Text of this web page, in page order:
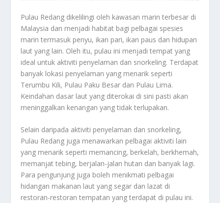
Pulau Redang dikelilingi oleh kawasan marin terbesar di
Malaysia dan menjadi habitat bagi pelbagai spesies
marin termasuk penyu, ikan pari, ikan paus dan hidupan
laut yang lain. Oleh itu, pulau ini menjadi tempat yang
ideal untuk aktiviti penyelaman dan snorkeling. Terdapat
banyak lokasi penyelaman yang menarik seperti
Terumbu Kili, Pulau Paku Besar dan Pulau Lima.
Keindahan dasar laut yang diterokai di sini pasti akan
meninggalkan kenangan yang tidak terlupakan.
Selain daripada aktiviti penyelaman dan snorkeling,
Pulau Redang juga menawarkan pelbagai aktiviti lain
yang menarik seperti memancing, berkelah, berkhemah,
memanjat tebing, berjalan-jalan hutan dan banyak lagi.
Para pengunjung juga boleh menikmati pelbagai
hidangan makanan laut yang segar dan lazat di
restoran-restoran tempatan yang terdapat di pulau ini.